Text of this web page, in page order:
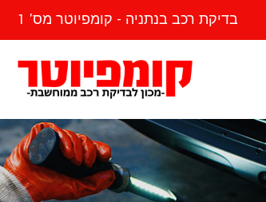
בדיקת רכב בנתניה - קומפיוטר מס' 1